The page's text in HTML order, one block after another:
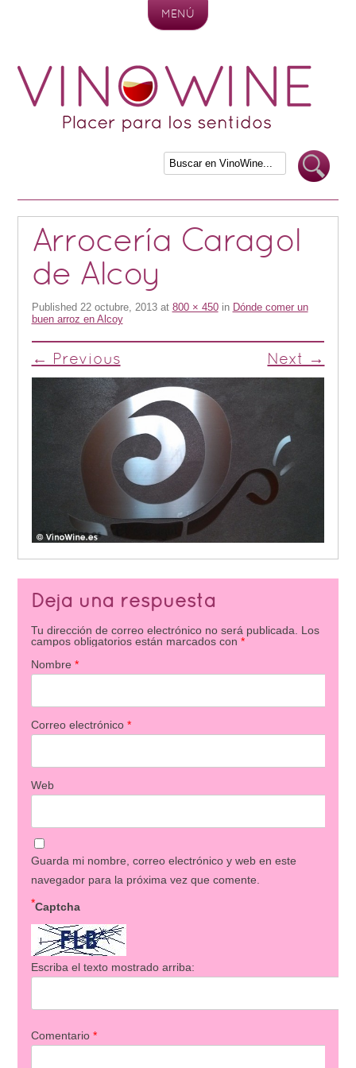
MENÚ
Arrocería Caragol
de Alcoy
Published 22 octubre, 2013at 800 × 450in Dónde comer un
buen arroz en Alcoy
← Previous Next →
Deja una respuesta
Tu dirección de correo electrónico no será publicada.
Los
campos obligatorios están marcados con *
Nombre *
Correo electrónico *
Web
Guarda mi nombre, correo electrónico y web en este
navegador para la próxima vez que comente.
Captcha
*
Escriba el texto mostrado arriba:
Comentario *